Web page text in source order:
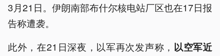
3月21日。伊朗南部布什尔核电站厂区也在17日报
告称遭袭。
此外，在21日深夜，以军再次发声称， 以空军近